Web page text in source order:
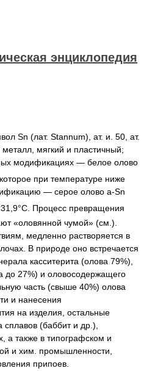
энциклопедия
Sn (лат. Stannum), ат. и. 50, ат.
мягкий и пластичный;
модификациях — белое олово
при температуре ниже
— серое олово a-Sn
Процесс превращения
«оловянной чумой» (см.).
медленно растворяется в
В природе оно встречается
касситерита (олова 79%),
до 27%) и оловосодержащего
часть (свыше 40%) олова
и нанесения
на изделия, остальные
(баббит и др.),
а также в типографском и
и хим. промышленности,
припоев.